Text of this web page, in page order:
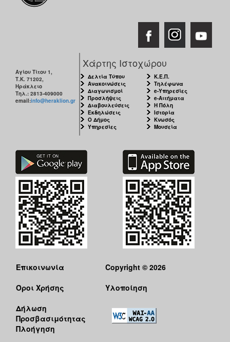
Αγίου Τίτου 1,
Τ.Κ. 71202,
Ηράκλειο
Τηλ.: 2813-409000
email:info@heraklion.gr
Χάρτης Ιστοχώρου
Δελτία Τύπου
Ανακοινώσεις
Διαγωνισμοί
Προσλήψεις
Διαβουλεύσεις
Εκδηλώσεις
Ο Δήμος
Υπηρεσίες
Κ.Ε.Π.
Τηλέφωνα
e-Υπηρεσίες
e-Αιτήματα
Η Πόλη
Ιστορία
Κνωσός
Μουσεία
Επικοινωνία
Όροι Χρήσης
Δήλωση
Προσβασιμότητας
Πλοήγηση
Copyright © 2026
Υλοποίηση